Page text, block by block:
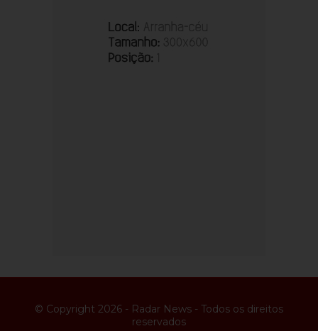
© Copyright 2026 - Radar News - Todos os direitos
reservados